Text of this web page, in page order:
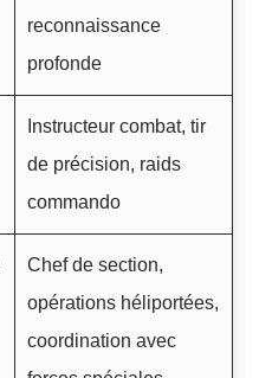
reconnaissance
profonde
Instructeur combat, tir
de précision, raids
commando
Chef de section,
opérations héliportées,
coordination avec